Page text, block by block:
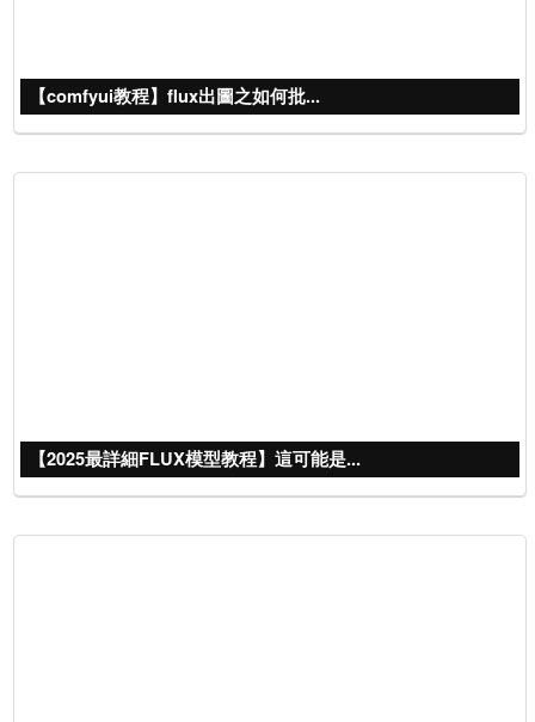
【comfyui教程】flux出圖之如何批...
【2025最詳細FLUX模型教程】這可能是...